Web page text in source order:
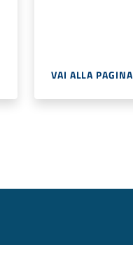
VAI ALLA PAGINA